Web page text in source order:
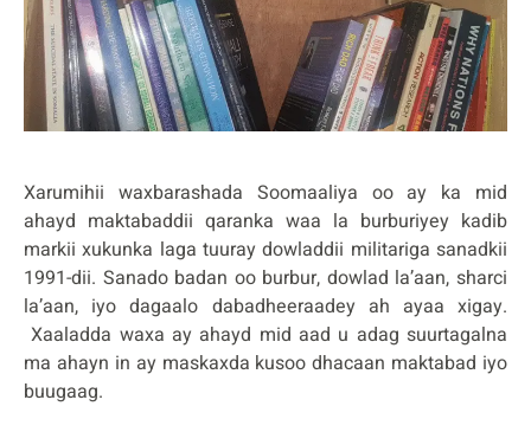
Xarumihii waxbarashada Soomaaliya oo ay ka mid
ahayd maktabaddii qaranka waa la burburiyey kadib
markii xukunka laga tuuray dowladdii militariga sanadkii
1991-dii. Sanado badan oo burbur, dowlad la’aan, sharci
la’aan, iyo dagaalo dabadheeraadey ah ayaa xigay.
Xaaladda waxa ay ahayd mid aad u adag suurtagalna
ma ahayn in ay maskaxda kusoo dhacaan maktabad iyo
buugaag.